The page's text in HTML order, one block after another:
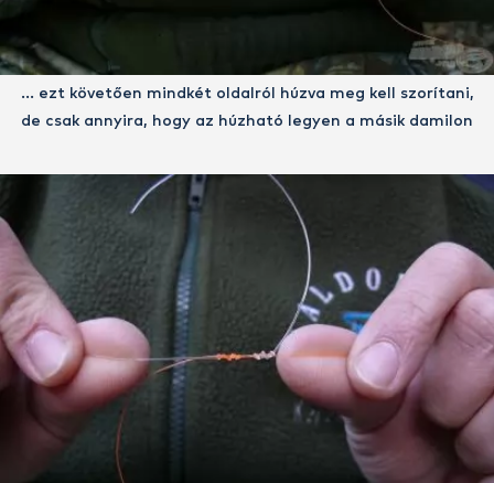
… ezt követően mindkét oldalról húzva meg kell szorítani,
de csak annyira, hogy az húzható legyen a másik damilon